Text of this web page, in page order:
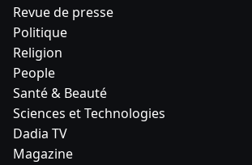
Revue de presse
Politique
Religion
People
Santé & Beauté
Sciences et Technologies
Dadia TV
Magazine